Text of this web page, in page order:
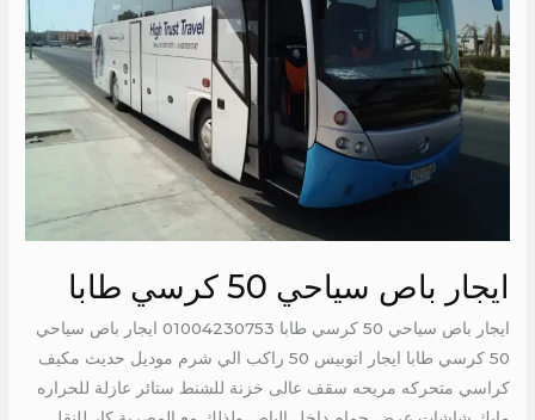
ايجار باص سياحي 50 كرسي طابا
ايجار باص سياحي 50 كرسي طابا 01004230753 ايجار باص سياحي
50 كرسي طابا ايجار اتوبيس 50 راكب الي شرم موديل حديث مكيف
كراسي متحركه مريحه سقف عالى خزنة للشنط ستائر عازلة للحراره
كرسي
طابا